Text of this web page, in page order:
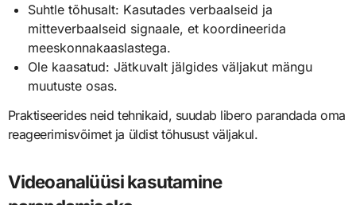
Suhtle tõhusalt: Kasutades verbaalseid ja
mitteverbaalseid signaale, et koordineerida
meeskonnakaaslastega.
Ole kaasatud: Jätkuvalt jälgides väljakut mängu
muutuste osas.
Praktiseerides neid tehnikaid, suudab libero parandada oma
reageerimisvõimet ja üldist tõhusust väljakul.
Videoanalüüsi kasutamine